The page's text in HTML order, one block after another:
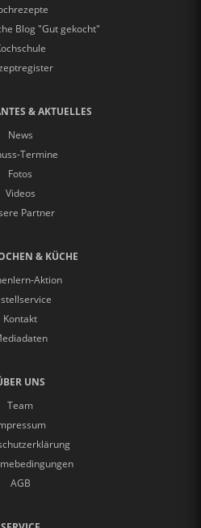
Blog "Gut gekocht"
& AKTUELLES
News
Termine
Fotos
Videos
Partner
& KÜCHE
Aktion
Kontakt
UNS
Team
AGB